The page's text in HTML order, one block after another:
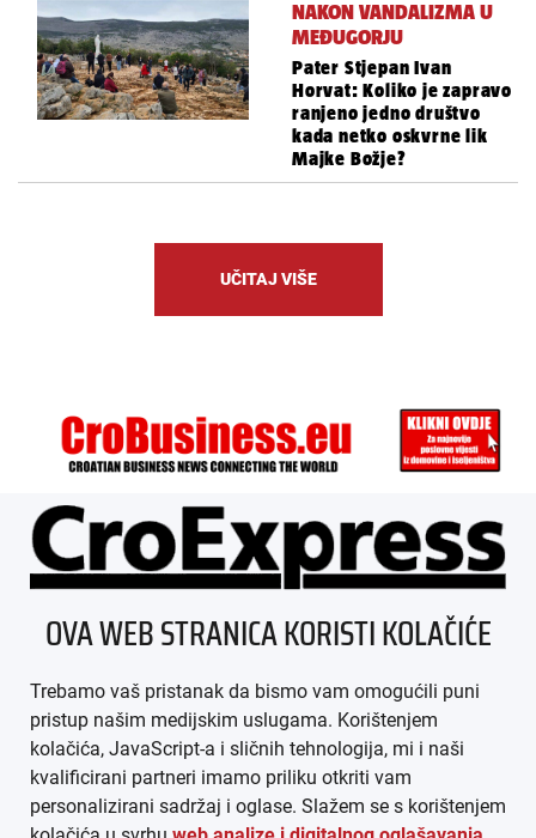
NAKON VANDALIZMA U
MEĐUGORJU
Pater Stjepan Ivan
Horvat: Koliko je zapravo
ranjeno jedno društvo
kada netko oskvrne lik
Majke Božje?
UČITAJ VIŠE
ÜBER UNS
IMPRESSUM
AGB
DATENSCHUTZ
MEDIADATEN
OVA WEB STRANICA KORISTI KOLAČIĆE
Trebamo vaš pristanak da bismo vam omogućili puni
pristup našim medijskim uslugama. Korištenjem
kolačića, JavaScript-a i sličnih tehnologija, mi i naši
kvalificirani partneri imamo priliku otkriti vam
personalizirani sadržaj i oglase. Slažem se s korištenjem